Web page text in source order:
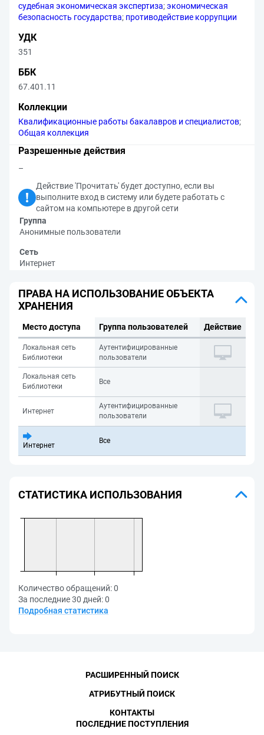
судебная экономическая экспертиза;экономическая
безопасность государства; противодействие коррупции
УДК
351
ББК
67.401.11
Коллекции
Квалификационные работы бакалавров и специалистов;
Общая коллекция
Разрешенные действия
–
Действие 'Прочитать' будет доступно, если вы
выполните вход в систему или будете работать с
сайтом на компьютере в другой сети
Группа
Анонимные пользователи
Сеть
Интернет
ПРАВА НА ИСПОЛЬЗОВАНИЕ ОБЪЕКТА
ХРАНЕНИЯ
Место доступа Группа пользователей Действие
Локальная сеть
Библиотеки
Аутентифицированные
пользователи
Локальная сеть
Библиотеки
Все
Интернет
Аутентифицированные
пользователи
Интернет
Все
СТАТИСТИКА ИСПОЛЬЗОВАНИЯ
Количество обращений:0
За последние 30 дней:0
Подробная статистика
РАСШИРЕННЫЙ ПОИСК
АТРИБУТНЫЙ ПОИСК
КОНТАКТЫ
ПОСЛЕДНИЕ ПОСТУПЛЕНИЯ